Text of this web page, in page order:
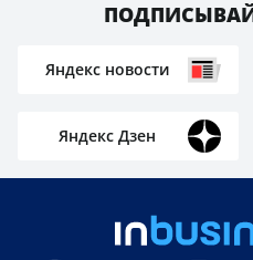
Яндекс новости
Яндекс Дзен